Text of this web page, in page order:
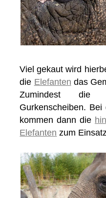
Viel gekaut wird
die Elefanten das
Zumindest die
Gurkenscheiben.
kommen dann die
Elefanten zum